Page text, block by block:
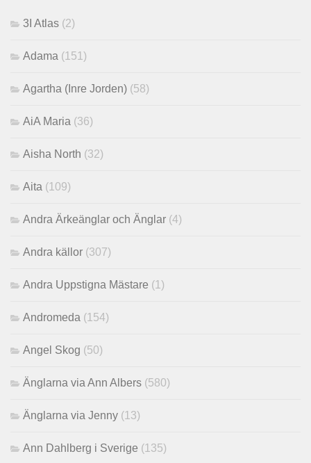
3I Atlas (2)
Adama (151)
Agartha (Inre Jorden) (58)
AiA Maria (36)
Aisha North (32)
Aita (109)
Andra Ärkeänglar och Änglar (4)
Andra källor (307)
Andra Uppstigna Mästare (1)
Andromeda (154)
Angel Skog (50)
Änglarna via Ann Albers (580)
Änglarna via Jenny (13)
Ann Dahlberg i Sverige (135)